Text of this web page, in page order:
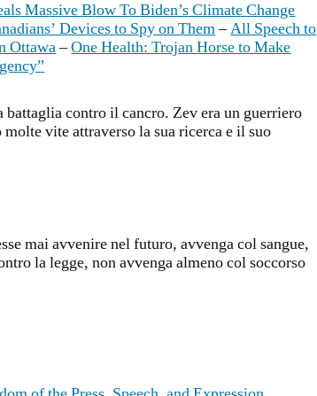
Massive Blow To Biden’s Climate Change
Devices to Spy on Them–All Speech to
Ottawa–One Health: Trojan Horse to Make
battaglia contro il cancro. Zev era un guerriero
vite attraverso la sua ricerca e il suo
mai avvenire nel futuro, avvenga col sangue,
la legge, non avvenga almeno col soccorso